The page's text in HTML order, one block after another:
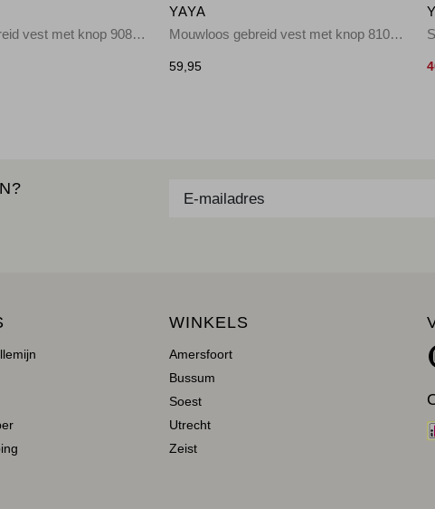
Mouwloos gebreid vest met knop 908142
YAYA
Mouwloos gebreid vest met knop 810252
59,95
WINKELS
Amersfoort
Bussum
Soest
Utrecht
Zeist